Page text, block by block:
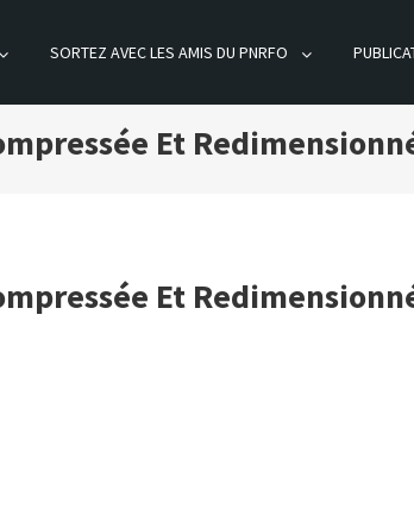
SORTEZ AVEC LES AMIS DU PNRFO
Et
Et